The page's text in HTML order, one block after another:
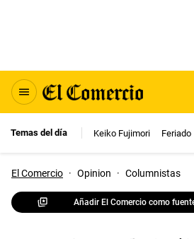
Temas del día Keiko Fujimori Feriado
El Comercio · Opinion · Columnistas
Añadir El Comercio como